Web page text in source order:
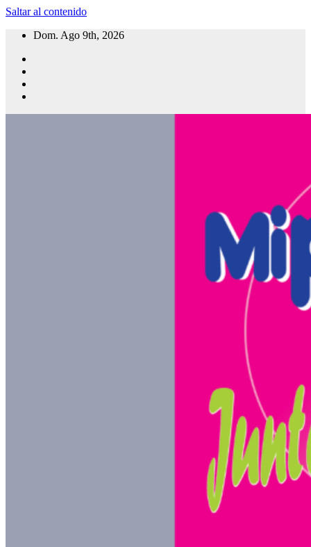
Saltar al contenido
Dom. Ago 9th, 2026